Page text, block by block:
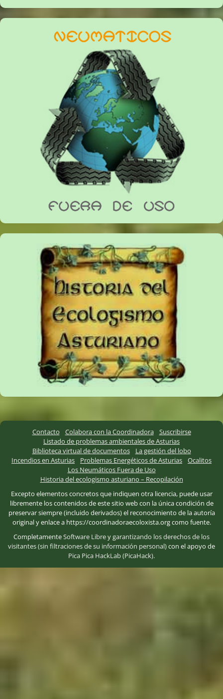
Contacto Colabora con la Coordinadora
Suscribirse
Listado de problemas ambientales de Asturias
Biblioteca virtual de documentos
La gestión del lobo
Incendios en Asturias
Problemas Energéticos de Asturias
Ocalitos
Los Neumáticos Fuera de Uso
Historia del ecologismo asturiano – Recopilación
Excepto elementos concretos que indiquen otra licencia, puede usar
libremente los contenidos de este sitio web con la única condición de
preservar siempre (incluido derivados) el reconocimiento de la autoría
original y enlace a https://coordinadoraecoloxista.org como fuente.
CompletamenteSoftware Libreygarantizando los derechos de los
visitantes (sin filtraciones de su información personal)con el apoyo de
Pica Pica HackLab (PicaHack).